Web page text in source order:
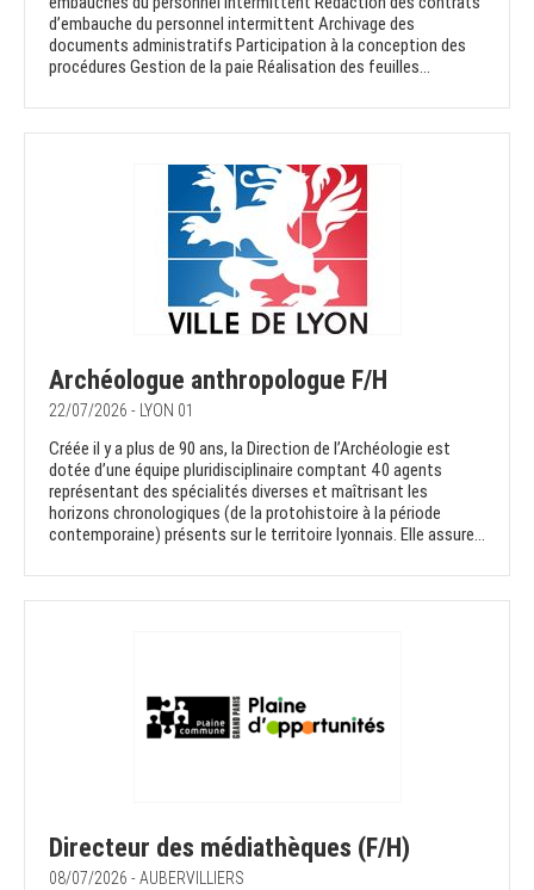
d’embauche du personnel intermittent Archivage des
documents administratifs Participation à la conception des
procédures Gestion de la paie Réalisation des feuilles...
Archéologue anthropologue F/H
22/07/2026 - LYON 01
Créée il y a plus de 90 ans, la Direction de l’Archéologie est
dotée d’une équipe pluridisciplinaire comptant 40 agents
représentant des spécialités diverses et maîtrisant les
horizons chronologiques (de la protohistoire à la période
contemporaine) présents sur le territoire lyonnais. Elle assure...
Directeur des médiathèques (F/H)
08/07/2026 - AUBERVILLIERS